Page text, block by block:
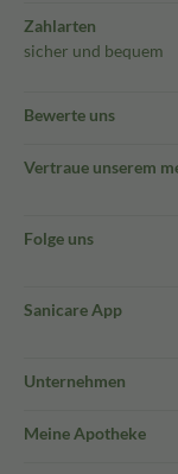
Zahlarten
sicher und bequem
Bewerte uns
Vertraue unserem
Folge uns
Sanicare App
Unternehmen
Meine Apotheke